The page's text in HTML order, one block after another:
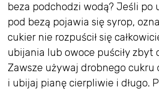
beza podchodzi wodą? Jeśli po
pod bezą pojawia się syrop,
cukier nie rozpuścił się
ubijania lub owoce puściły zbyt
Zawsze używaj drobnego cukru
i ubijaj pianę cierpliwie i długo.